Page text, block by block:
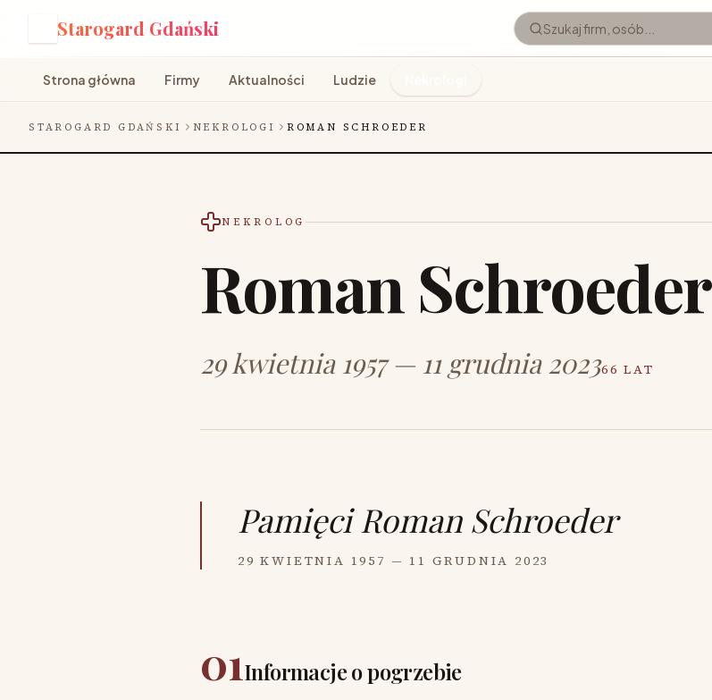
Starogard Gdański
Strona główna Firmy Aktualności Ludzie
STAROGARD GDAŃSKI NEKROLOGI ROMAN SCHROEDER
NEKROLOG
Roman Schroeder
29 kwietnia 1957 — 11 grudnia 202366 LAT
Pamięci Roman Schroeder
29 KWIETNIA 1957 — 11 GRUDNIA 2023
01Informacje o pogrzebie